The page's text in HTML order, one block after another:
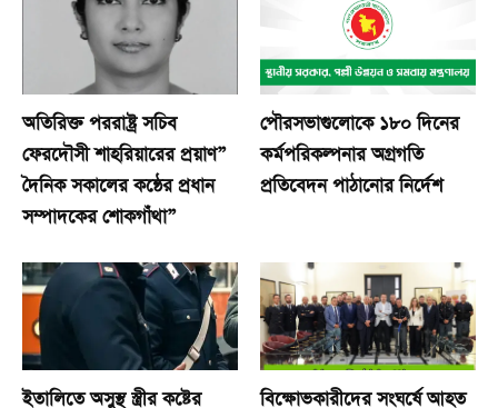
অতিরিক্ত পররাষ্ট্র সচিব
ফেরদৌসী শাহরিয়ারের প্রয়াণ”
দৈনিক সকালের কন্ঠের প্রধান
সম্পাদকের শোকগাঁথা”
পৌরসভাগুলোকে ১৮০ দিনের
কর্মপরিকল্পনার অগ্রগতি
প্রতিবেদন পাঠানোর নির্দেশ
ইতালিতে অসুস্থ স্ত্রীর কষ্টের
বিক্ষোভকারীদের সংঘর্ষে আহত